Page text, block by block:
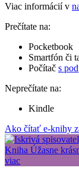
Viac informácií v
Prečítate na:
Pocketbook
Smartfón či
Počítač s
Neprečítate na:
Kindle
Ako čítať e-knihy